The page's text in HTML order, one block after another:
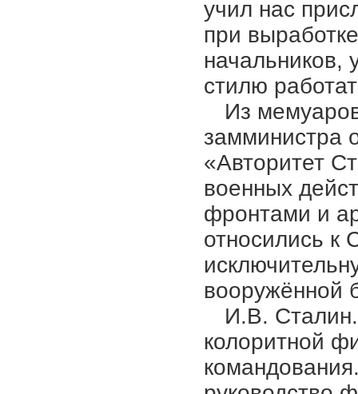
учил нас
при
начальников,
стилю
Из
замминистра
«Авторитет
военных
фронтами и
относились к
вооружённой
И.В.
колоритной